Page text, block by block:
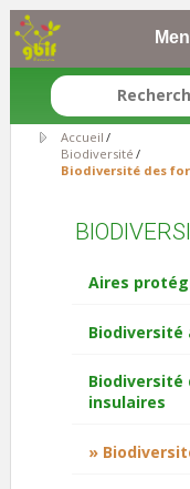
FORMULAIRE
Accueil /
Biodiversité /
Biodiversité des
Aires
Biodiversité
Biodiversité
insulaires